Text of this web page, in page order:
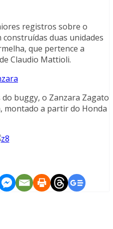
registros sobre o
duas unidades
que pertence a
Claudio Mattioli.
buggy, o Zanzara Zagato
montado a partir do Honda